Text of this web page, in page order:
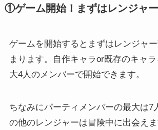
①ゲーム開始！まずはレンジャ
ゲームを開始するとまずはレンジャ
まります。自作キャラor既存のキャ
大4人のメンバーで開始できます。
ちなみにパーティメンバーの最大は7
の他のレンジャーは冒険中に出会えま